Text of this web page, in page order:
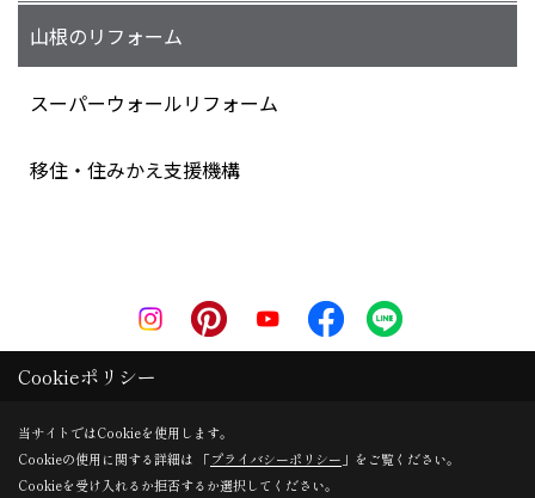
山根のリフォーム
スーパーウォールリフォーム
移住・住みかえ支援機構
株式会社山根工務店
岡山県津山市東一宮８３－９
TEL：0868-27-2755
Cookieポリシー
当サイトではCookieを使用します。
Cookieの使用に関する詳細は 「プライバシーポリシー 」をご覧ください。
Cookieを受け入れるか拒否するか選択してください。